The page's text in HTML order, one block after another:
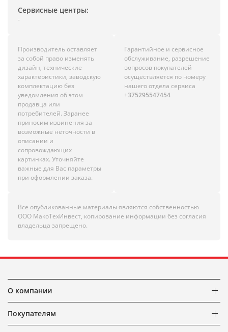
Сервисные центры:
-
Производитель оставляет
за собой право изменять
дизайн, технические
характеристики, заводскую
комплектацию без
уведомления об этом
продавца или
потребителей. Заранее
приносим извинения за
возможные неточности в
описании и
сопровождающих
картинках. Уточняйте
важные для Вас параметры
при оформлении заказа.
Гарантийное и сервисное
обслуживание, разрешение
вопросов покупателей
осуществляется по номеру
нашего отдела сервиса
+375295547454
Все опубликованные материалы являются собственностью
ООО МакоТехИнвест, копирование информации без согласия
владельца запрещено.
О компании
Покупателям